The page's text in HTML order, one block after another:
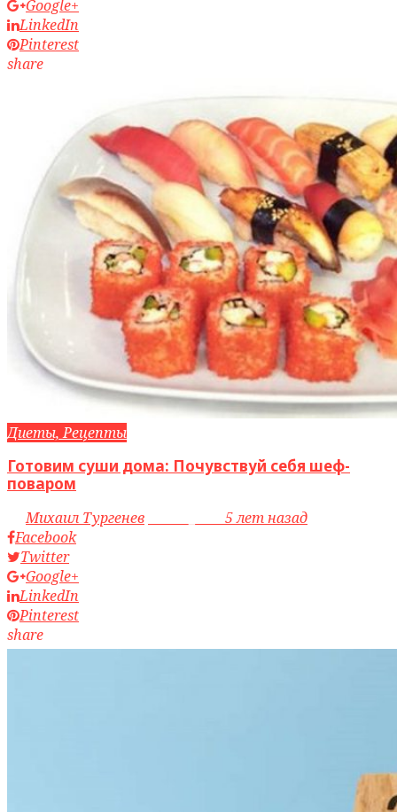
Google+
LinkedIn
Pinterest
share
Диеты, Рецепты
Готовим суши дома: Почувствуй себя шеф-
поваром
byМихаил Тургенев
5 лет назад
Facebook
Twitter
Google+
LinkedIn
Pinterest
share